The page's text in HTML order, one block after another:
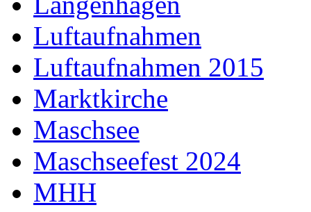
Luftaufnahmen
Luftaufnahmen 2015
Marktkirche
Maschsee
Maschseefest 2024
MHH